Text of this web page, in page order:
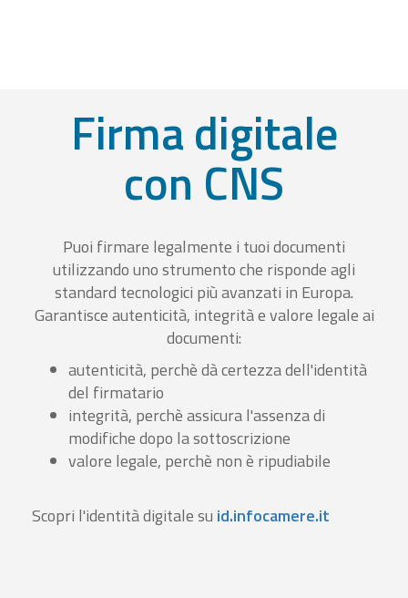
Firma digitale
con CNS
Puoi firmare legalmente i tuoi documenti
utilizzando uno strumento che risponde agli
standard tecnologici più avanzati in Europa.
Garantisce autenticità, integrità e valore legale ai
documenti:
autenticità, perchè dà certezza dell'identità
del firmatario
integrità, perchè assicura l'assenza di
modifiche dopo la sottoscrizione
valore legale, perchè non è ripudiabile
Scopri l'identità digitale su id.infocamere.it